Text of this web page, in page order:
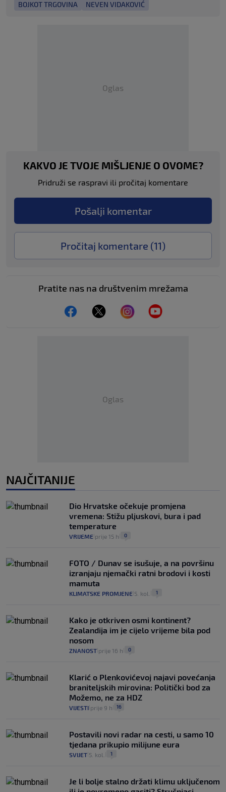
BOJKOT TRGOVINA NEVEN VIDAKOVIĆ
Oglas
KAKVO JE TVOJE MIŠLJENJE O OVOME?
Pridruži se raspravi ili pročitaj komentare
Pošalji komentar
Pročitaj komentare (11)
Pratite nas na društvenim mrežama
Oglas
NAJČITANIJE
Dio Hrvatske očekuje promjena
vremena: Stižu pljuskovi, bura i pad
temperature
VRIJEME prije 15 h 0
FOTO / Dunav se isušuje, a na površinu
izranjaju njemački ratni brodovi i kosti
mamuta
KLIMATSKE PROMJENE 5. kol. 1
Kako je otkriven osmi kontinent?
Zealandija im je cijelo vrijeme bila pod
nosom
ZNANOST prije 16 h 0
Klarić o Plenkovićevoj najavi povećanja
braniteljskih mirovina: Politički bod za
Možemo, ne za HDZ
VIJESTI prije 9 h 16
Postavili novi radar na cesti, u samo 10
tjedana prikupio milijune eura
SVIJET 5. kol. 1
Je li bolje stalno držati klimu uključenom